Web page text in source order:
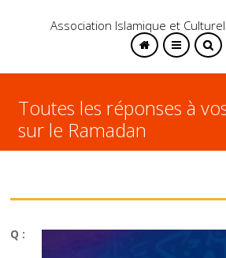
SEARCH
Association Islamique et
Toutes les réponses à
sur le Ramadan
Q :